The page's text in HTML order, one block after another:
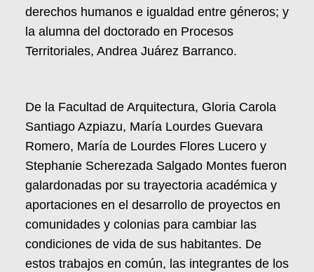
derechos humanos e igualdad entre géneros; y
la alumna del doctorado en Procesos
Territoriales, Andrea Juárez Barranco.
De la Facultad de Arquitectura, Gloria Carola
Santiago Azpiazu, María Lourdes Guevara
Romero, María de Lourdes Flores Lucero y
Stephanie Scherezada Salgado Montes fueron
galardonadas por su trayectoria académica y
aportaciones en el desarrollo de proyectos en
comunidades y colonias para cambiar las
condiciones de vida de sus habitantes. De
estos trabajos en común, las integrantes de los